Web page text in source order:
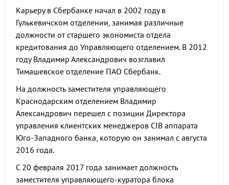
Карьеру в Сбербанке начал в 2002 году в
Гулькевичском отделении, занимая различные
должности от старшего экономиста отдела
кредитования до Управляющего отделением. В 2012
году Владимир Александрович возглавил
Тимашевское отделение ПАО Сбербанк.
На должность заместителя управляющего
Краснодарским отделением Владимир
Александрович перешел с позиции Директора
управления клиентских менеджеров CIB аппарата
Юго-Западного банка, которую он занимал с августа
2016 года.
С 20 февраля 2017 года занимает должность
заместителя управляющего-куратора блока